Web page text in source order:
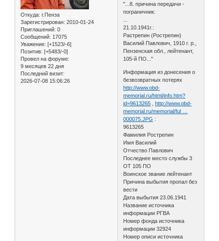
Откуда: г.Пенза
Зарегистрирован: 2010-01-24
Приглашений: 0
Сообщений: 17075
Уважение: [+1523/-6]
Позитив: [+5483/-0]
Провел на форуме:
9 месяцев 22 дня
Последний визит:
2026-07-08 15:06:26
"...8. причина передачи -
пограничник:
21.10.1941г.:
Растрепин (Рострепин)
Василий Павлович, 1910 г. р.,
Пензенская обл., лейтенант,
105-й ПО..."
Информация из донесения о
безвозвратных потерях
http://www.obd-
memorial.ru/html/info.htm?
id=9613265 ,http://www.obd-
memorial.ru/memorial/ful …
000075.JPG :
9613265
Фамилия Рострепин
Имя Василий
Отчество Павлович
Последнее место службы 3
ОТ 105 ПО
Воинское звание лейтенант
Причина выбытия пропал без
вести
Дата выбытия 23.06.1941
Название источника
информации РГВА
Номер фонда источника
информации 32924
Номер описи источника